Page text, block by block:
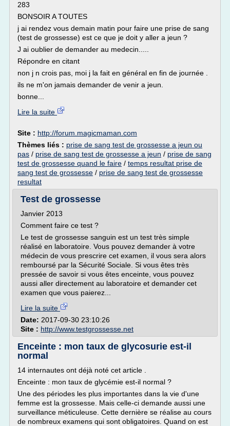
283
BONSOIR A TOUTES
j ai rendez vous demain matin pour faire une prise de sang
(test de grossesse) est ce que je doit y aller a jeun ?
J ai oublier de demander au medecin.....
Répondre en citant
non j n crois pas, moi j la fait en général en fin de journée .
ils ne m'on jamais demander de venir a jeun.
bonne...
Lire la suite
Site : http://forum.magicmaman.com
Thèmes liés : prise de sang test de grossesse a jeun ou
pas / prise de sang test de grossesse a jeun / prise de sang
test de grossesse quand le faire / temps resultat prise de
sang test de grossesse / prise de sang test de grossesse
resultat
Test de grossesse
Janvier 2013
Comment faire ce test ?
Le test de grossesse sanguin est un test très simple
réalisé en laboratoire. Vous pouvez demander à votre
médecin de vous prescrire cet examen, il vous sera alors
remboursé par la Sécurité Sociale. Si vous êtes très
pressée de savoir si vous êtes enceinte, vous pouvez
aussi aller directement au laboratoire et demander cet
examen que vous paierez...
Lire la suite
Date: 2017-09-30 23:10:26
Site : http://www.testgrossesse.net
Enceinte : mon taux de glycosurie est-il
normal
14 internautes ont déjà noté cet article .
Enceinte : mon taux de glycémie est-il normal ?
Une des périodes les plus importantes dans la vie d'une
femme est la grossesse. Mais celle-ci demande aussi une
surveillance méticuleuse. Cette dernière se réalise au cours
de nombreux examens qui sont obligatoires. Quand on est